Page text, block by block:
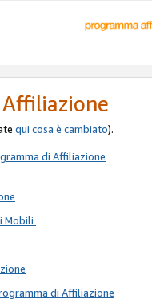
qui cosa è cambiato).
di Affiliazione
Mobili
di Affiliazione